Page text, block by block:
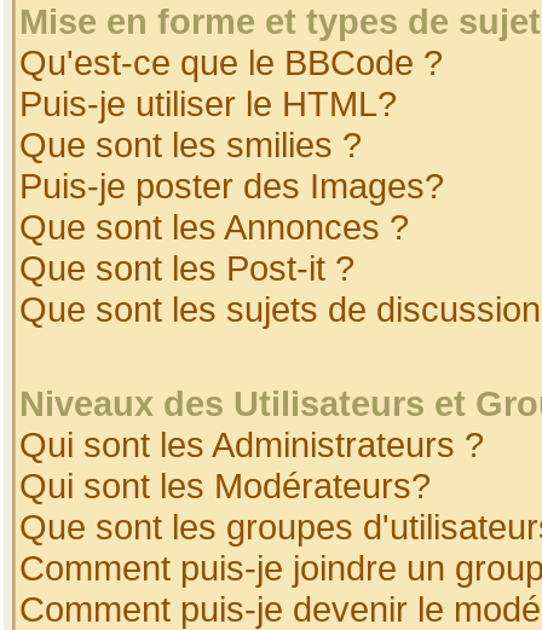
Mise en forme et types de
Qu'est-ce que le BBCode ?
Puis-je utiliser le HTML?
Que sont les smilies ?
Puis-je poster des Images?
Que sont les Annonces ?
Que sont les Post-it ?
Que sont les sujets de
Niveaux des Utilisateurs et
Qui sont les Administrateurs ?
Qui sont les Modérateurs?
Que sont les groupes
Comment puis-je joindre un
Comment puis-je devenir le